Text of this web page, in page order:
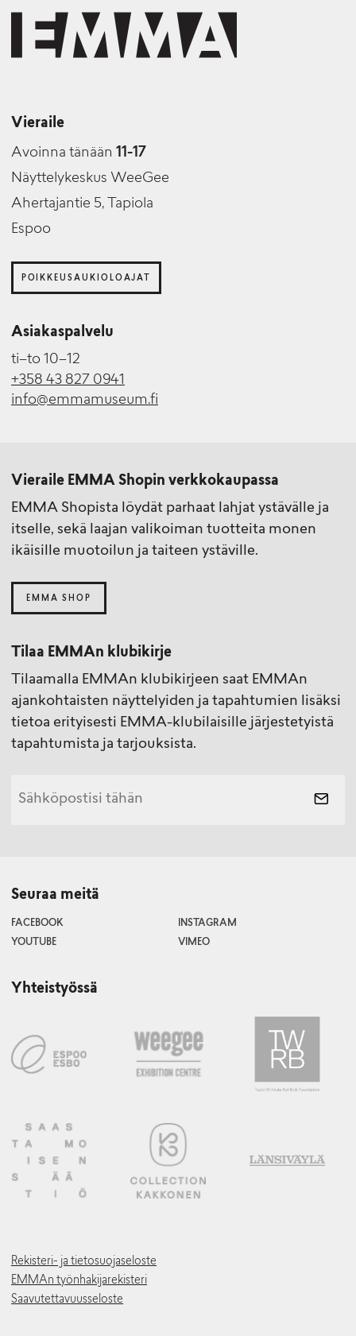
Vieraile
Avoinna tänään 11-17
Näyttelykeskus WeeGee
Ahertajantie 5, Tapiola
Espoo
POIKKEUSAUKIOLOAJAT
Asiakaspalvelu
ti–to 10–12
+358 43 827 0941
info@emmamuseum.fi
Vieraile EMMA Shopin verkkokaupassa
EMMA Shopista löydät parhaat lahjat ystävälle ja
itselle, sekä laajan valikoiman tuotteita monen
ikäisille muotoilun ja taiteen ystäville.
EMMA SHOP
Tilaa EMMAn klubikirje
Tilaamalla EMMAn klubikirjeen saat EMMAn
ajankohtaisten näyttelyiden ja tapahtumien lisäksi
tietoa erityisesti EMMA-klubilaisille järjestetyistä
tapahtumista ja tarjouksista.
Seuraa meitä
FACEBOOK
INSTAGRAM
YOUTUBE
VIMEO
Yhteistyössä
Rekisteri- ja tietosuojaseloste
EMMAn työnhakijarekisteri
Saavutettavuusseloste